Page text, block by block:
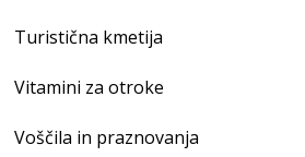
Turistična kmetija
Vitamini za otroke
Voščila in praznovanja